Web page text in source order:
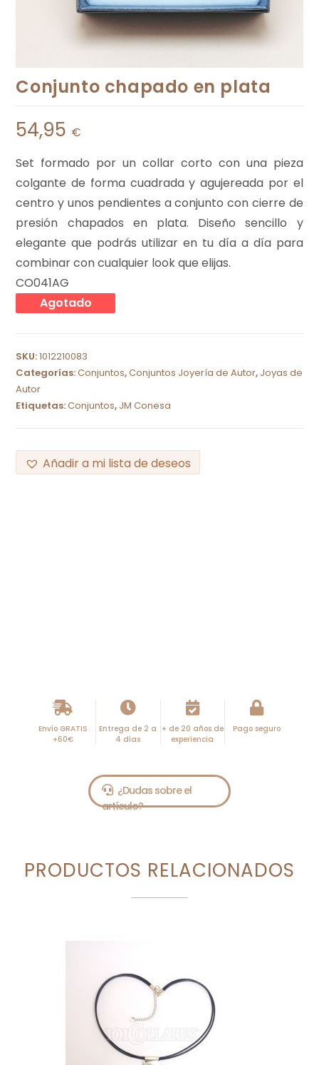
Conjunto chapado en plata
54,95 €
Set formado por un collar corto con una pieza
colgante de forma cuadrada y agujereada por el
centro y unos pendientes a conjunto con cierre de
presión chapados en plata. Diseño sencillo y
elegante que podrás utilizar en tu día a día para
combinar con cualquier look que elijas.
CO041AG
Agotado
SKU:1012210083
Categorías:Conjuntos,Conjuntos Joyería de Autor, Joyas de
Autor
Etiquetas:Conjuntos, JM Conesa
Añadir a mi lista de deseos
Envío GRATIS
+60€
Entrega de 2 a
4 días
+ de 20 años de
experiencia
Pago seguro
PRODUCTOS RELACIONADOS